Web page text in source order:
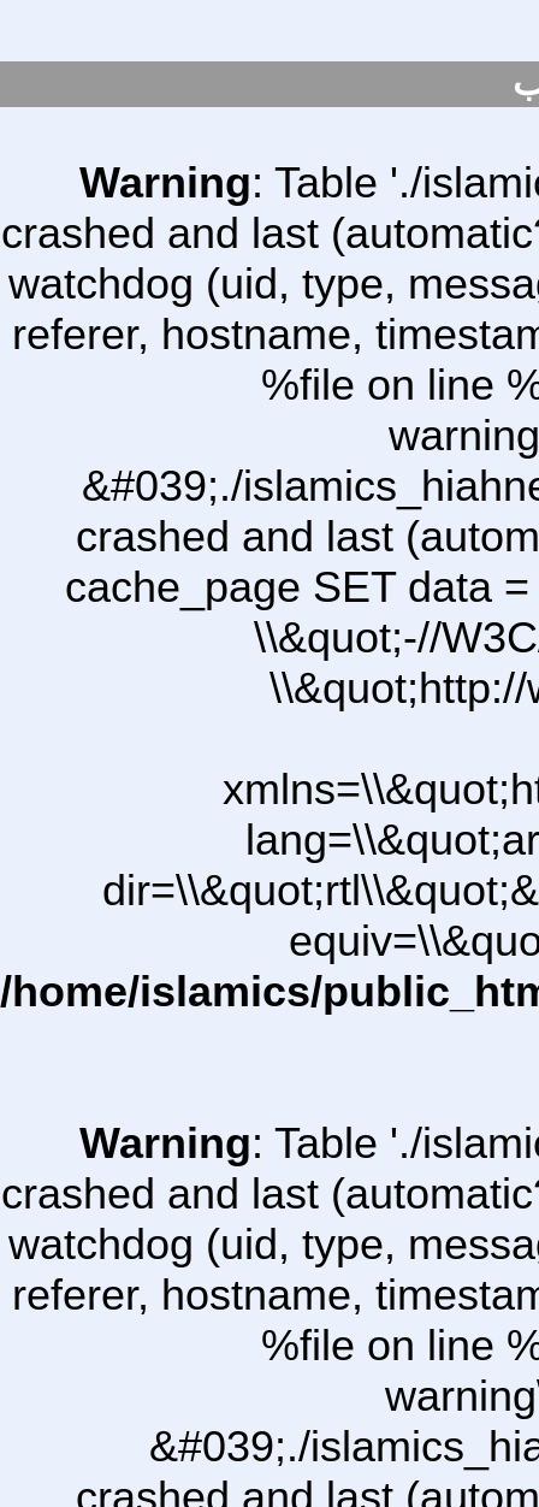
Warning: Table './
crashed and last
watchdog (uid, type,
referer, hostname,
%file on line
&#039;./
crashed and last
cache_page SET data
\\&quot;-//
/home/islamics/
Warning: Table './
crashed and last
watchdog (uid, type,
referer, hostname,
%file on line
&#039;./
crashed and last